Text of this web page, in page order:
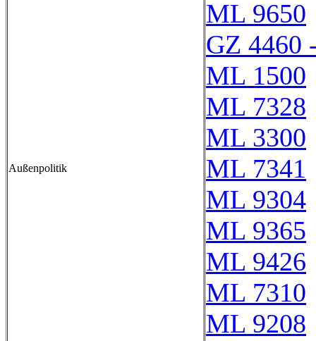
Außenpolitik
ML 9650
GZ 4460
ML 1500
ML 7328
ML 3300
ML 7341
ML 9304
ML 9365
ML 9426
ML 7310
ML 9208